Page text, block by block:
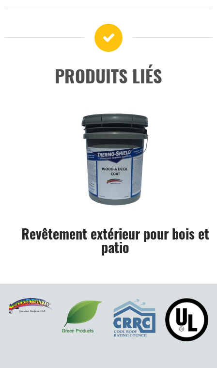
PRODUITS LIÉS
Revêtement extérieur pour bois et
patio